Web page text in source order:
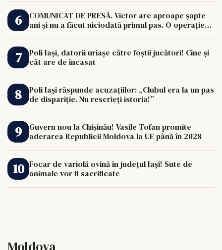
COMUNICAT DE PRESĂ. Victor are aproape șapte
ani și nu a făcut niciodată primul pas. O operație
Poli Iași, datorii uriașe către foștii jucători! Cine și
cât are de încasat
Poli Iași răspunde acuzațiilor: „Clubul era la un pas
de dispariție. Nu rescrieți istoria!”
Guvern nou la Chișinău! Vasile Tofan promite
aderarea Republicii Moldova la UE până în 2028
Focar de variolă ovină în județul Iași! Sute de
animale vor fi sacrificate